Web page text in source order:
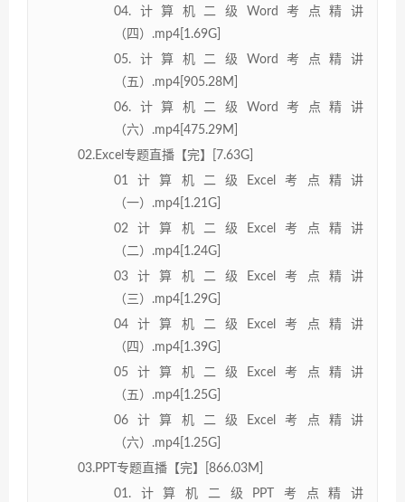
04.计算机二级Word考点精讲
（四）.mp4[1.69G]
05.计算机二级Word考点精讲
（五）.mp4[905.28M]
06.计算机二级Word考点精讲
（六）.mp4[475.29M]
02.Excel专题直播【完】[7.63G]
01计算机二级Excel考点精讲
（一）.mp4[1.21G]
02计算机二级Excel考点精讲
（二）.mp4[1.24G]
03计算机二级Excel考点精讲
（三）.mp4[1.29G]
04计算机二级Excel考点精讲
（四）.mp4[1.39G]
05计算机二级Excel考点精讲
（五）.mp4[1.25G]
06计算机二级Excel考点精讲
（六）.mp4[1.25G]
03.PPT专题直播【完】[866.03M]
01.计算机二级PPT考点精讲